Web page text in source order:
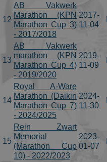
12
AB Vakwerk
Marathon (KPN
Marathon Cup 3)
- 2017/2018
2017-
11-04
13
AB Vakwerk
marathon (KPN
Marathon Cup 4)
- 2019/2020
2019-
11-09
14
Royal A-Ware
Marathon (Daikin
Marathon Cup 7)
- 2024/2025
2024-
11-30
15
Rein Zwart
Memorial
(Marathon Cup
10) - 2022/2023
2023-
01-07